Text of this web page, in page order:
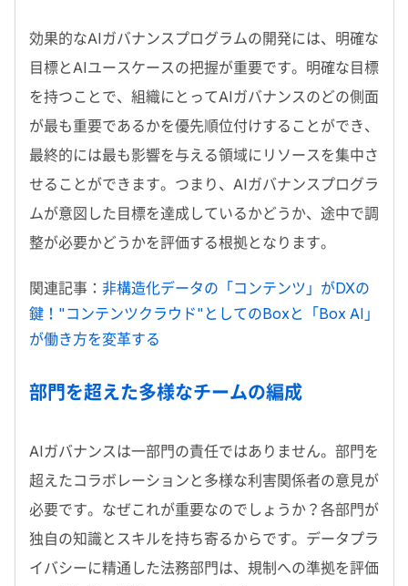
効果的なAIガバナンスプログラムの開発には、明確な
目標とAIユースケースの把握が重要です。明確な目標
を持つことで、組織にとってAIガバナンスのどの側面
が最も重要であるかを優先順位付けすることができ、
最終的には最も影響を与える領域にリソースを集中さ
せることができます。つまり、AIガバナンスプログラ
ムが意図した目標を達成しているかどうか、途中で調
整が必要かどうかを評価する根拠となります。
関連記事： 非構造化データの「コンテンツ」がDXの
鍵！"コンテンツクラウド"としてのBoxと「Box AI」
が働き方を変革する
部門を超えた多様なチームの編成
AIガバナンスは一部門の責任ではありません。部門を
超えたコラボレーションと多様な利害関係者の意見が
必要です。なぜこれが重要なのでしょうか？各部門が
独自の知識とスキルを持ち寄るからです。データプラ
イバシーに精通した法務部門は、規制への準拠を評価